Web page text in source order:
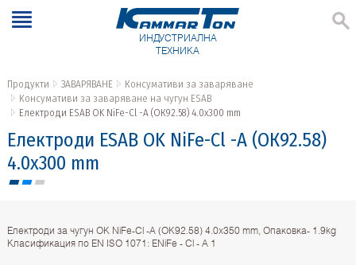
ИНДУСТРИАЛНА
ТЕХНИКА
Продукти ЗАВАРЯВАНЕ
Консумативи за заваряване
Консумативи за заваряване на чугун ESAB
Електроди ESAB OK NiFе-Cl -A (ОК92.58) 4.0x300 mm
Електроди ESAB OK NiFе-Cl -A (ОК92.58)
4.0x300 mm
Електроди за чугун OK NiFе-Cl -A (ОК92.58) 4.0x350 mm, Опаковка- 1.9kg
Класификация по EN ISO 1071: ENiFe - Cl - A 1